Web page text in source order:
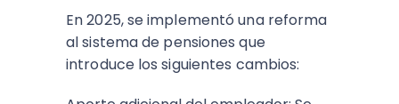
En 2025, se implementó una reforma
al sistema de pensiones que
introduce los siguientes cambios: